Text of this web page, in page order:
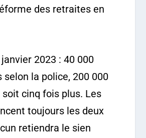
des retraites en
2023 : 40 000
la police, 200 000
soit cinq fois plus. Les
toujours les deux
retiendra le sien